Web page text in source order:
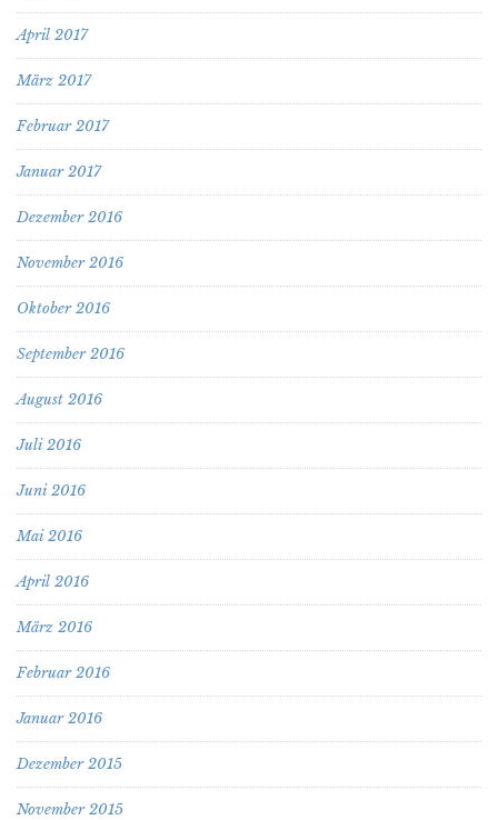
April 2017
März 2017
Februar 2017
Januar 2017
Dezember 2016
November 2016
Oktober 2016
September 2016
August 2016
Juli 2016
Juni 2016
Mai 2016
April 2016
März 2016
Februar 2016
Januar 2016
Dezember 2015
November 2015